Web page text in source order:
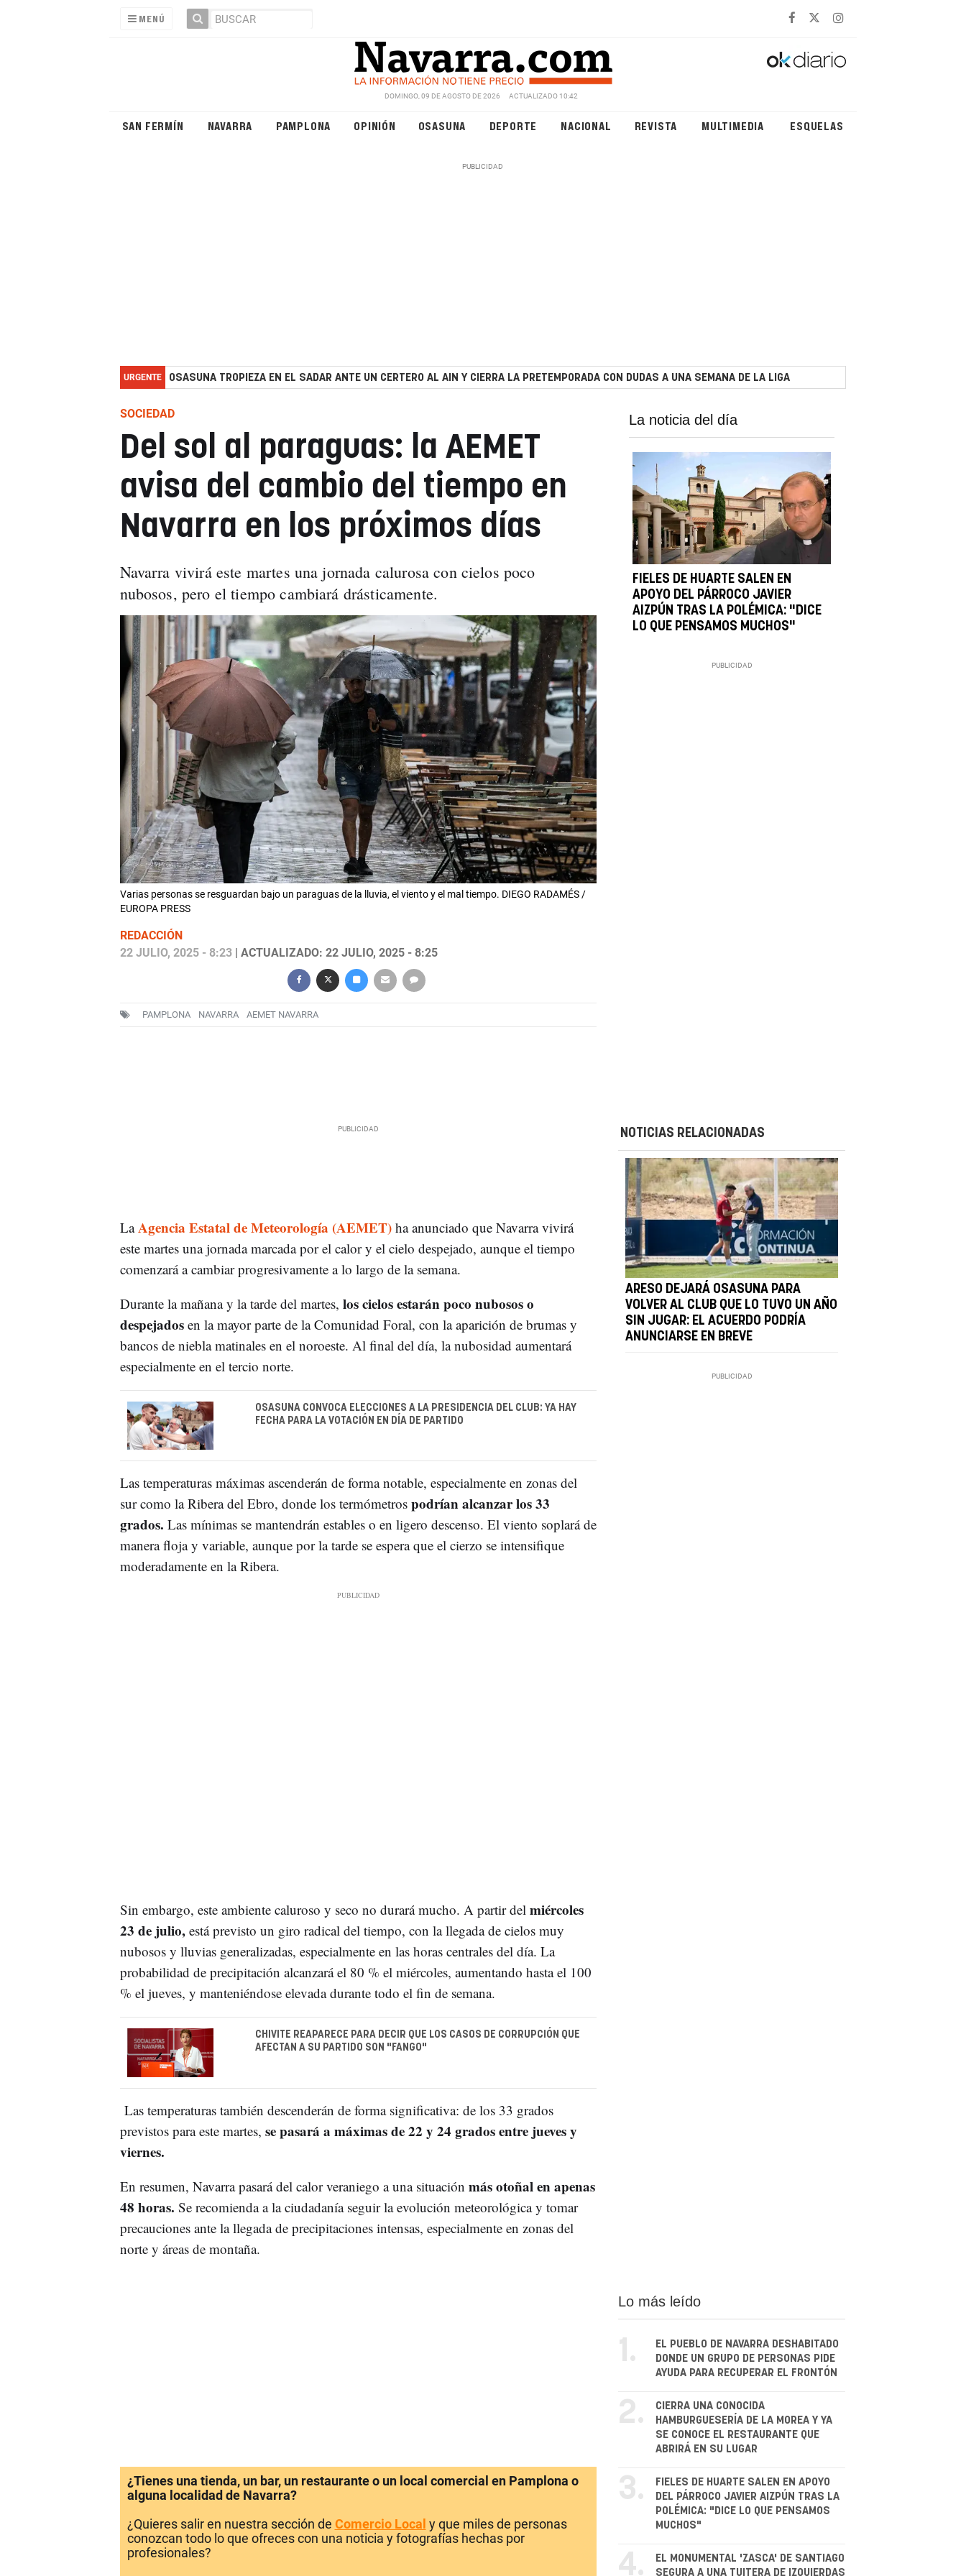
MENÚ
DOMINGO, 09 DE AGOSTO DE 2026 ACTUALIZADO 10:42
SAN FERMÍN NAVARRA PAMPLONA OPINIÓN OSASUNA DEPORTE NACIONAL REVISTA MULTIMEDIA ESQUELAS
URGENTE OSASUNA TROPIEZA EN EL SADAR ANTE UN CERTERO AL AIN Y CIERRA LA PRETEMPORADA CON DUDAS A UNA SEMANA DE LA LIGA
SOCIEDAD
Del sol al paraguas: la AEMET
avisa del cambio del tiempo en
Navarra en los próximos días
Navarra vivirá este martes una jornada calurosa con cielos poco
nubosos, pero el tiempo cambiará drásticamente.
Varias personas se resguardan bajo un paraguas de la lluvia, el viento y el mal tiempo. DIEGO RADAMÉS /
EUROPA PRESS
REDACCIÓN
22 JULIO, 2025 - 8:23| ACTUALIZADO: 22 JULIO, 2025 - 8:25
PAMPLONA NAVARRA AEMET NAVARRA
La noticia del día
FIELES DE HUARTE SALEN EN
APOYO DEL PÁRROCO JAVIER
AIZPÚN TRAS LA POLÉMICA: "DICE
LO QUE PENSAMOS MUCHOS"
LaAgencia Estatal de Meteorología (AEMET)ha anunciado que Navarra vivirá
este martes una jornada marcada por el calor y el cielo despejado, aunque el tiempo
comenzará a cambiar progresivamente a lo largo de la semana.
Durante la mañana y la tarde del martes, los cielos estarán poco nubosos o
despejadosen la mayor parte de la Comunidad Foral, con la aparición de brumas y
bancos de niebla matinales en el noroeste. Al final del día, la nubosidad aumentará
especialmente en el tercio norte.
OSASUNA CONVOCA ELECCIONES A LA PRESIDENCIA DEL CLUB: YA HAY
FECHA PARA LA VOTACIÓN EN DÍA DE PARTIDO
Las temperaturas máximas ascenderán de forma notable, especialmente en zonas del
sur como la Ribera del Ebro, donde los termómetros podrían alcanzar los 33
grados. Las mínimas se mantendrán estables o en ligero descenso. El viento soplará de
manera floja y variable, aunque por la tarde se espera que el cierzo se intensifique
moderadamente en la Ribera.
Sin embargo, este ambiente caluroso y seco no durará mucho. A partir del miércoles
23 de julio,está previsto un giro radical del tiempo, con la llegada de cielos muy
nubosos y lluvias generalizadas, especialmente en las horas centrales del día. La
probabilidad de precipitación alcanzará el 80 % el miércoles, aumentando hasta el 100
% el jueves, y manteniéndose elevada durante todo el fin de semana.
CHIVITE REAPARECE PARA DECIR QUE LOS CASOS DE CORRUPCIÓN QUE
AFECTAN A SU PARTIDO SON "FANGO"
Las temperaturas también descenderán de forma significativa: de los 33 grados
previstos para este martes, se pasará a máximas de 22 y 24 grados entre jueves y
viernes.
En resumen, Navarra pasará del calor veraniego a una situación más otoñal en apenas
48 horas. Se recomienda a la ciudadanía seguir la evolución meteorológica y tomar
precauciones ante la llegada de precipitaciones intensas, especialmente en zonas del
norte y áreas de montaña.
NOTICIAS RELACIONADAS
ARESO DEJARÁ OSASUNA PARA
VOLVER AL CLUB QUE LO TUVO UN AÑO
SIN JUGAR: EL ACUERDO PODRÍA
ANUNCIARSE EN BREVE
¿Tienes una tienda, un bar, un restaurante o un local comercial en Pamplona o
alguna localidad de Navarra?
¿Quieres salir en nuestra sección de Comercio Local y que miles de personas
conozcan todo lo que ofreces con una noticia y fotografías hechas por
profesionales?
Lo más leído
1.
EL PUEBLO DE NAVARRA DESHABITADO
DONDE UN GRUPO DE PERSONAS PIDE
AYUDA PARA RECUPERAR EL FRONTÓN
2.
CIERRA UNA CONOCIDA
HAMBURGUESERÍA DE LA MOREA Y YA
SE CONOCE EL RESTAURANTE QUE
ABRIRÁ EN SU LUGAR
3.
FIELES DE HUARTE SALEN EN APOYO
DEL PÁRROCO JAVIER AIZPÚN TRAS LA
POLÉMICA: "DICE LO QUE PENSAMOS
MUCHOS"
4.
EL MONUMENTAL 'ZASCA' DE SANTIAGO
SEGURA A UNA TUITERA DE IZQUIERDAS